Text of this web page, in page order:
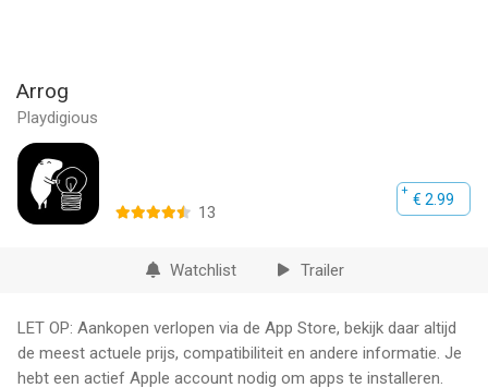
Arrog
Playdigious
€ 2.99
13
Watchlist Trailer
LET OP: Aankopen verlopen via de App Store, bekijk daar altijd
de meest actuele prijs, compatibiliteit en andere informatie. Je
hebt een actief Apple account nodig om apps te installeren.